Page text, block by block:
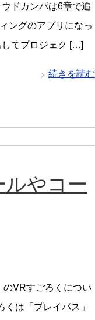
ドカンパは6章で追
ングのアプリになっ
てプロジェク […]
続きを読む
やコー
VRすごろくについ
は「プレイパス」